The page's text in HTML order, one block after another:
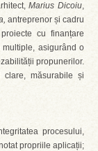
Marius Dicoiu,
antreprenor și cadru
cu finanțare
asigurând o
propunerilor.
clare, măsurabile și
procesului,
propriile aplicații;